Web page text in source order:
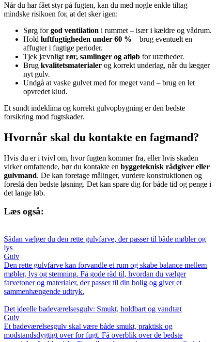
Når du har fået styr på fugten, kan du med nogle enkle tiltag
mindske risikoen for, at det sker igen:
Sørg forgod ventilation i rummet – især i kældre og vådrum.
Hold luftfugtigheden under 60 % – brug eventuelt en
affugter i fugtige perioder.
Tjek jævnligt rør, samlinger og afløb for utætheder.
Brug kvalitetsmaterialer og korrekt underlag, når du lægger
nyt gulv.
Undgå at vaske gulvet med for meget vand – brug en let
opvredet klud.
Et sundt indeklima og korrekt gulvopbygning er den bedste
forsikring mod fugtskader.
Hvornår skal du kontakte en fagmand?
Hvis du er i tvivl om, hvor fugten kommer fra, eller hvis skaden
virker omfattende, bør du kontakte en byggeteknisk rådgiver eller
gulvmand. De kan foretage målinger, vurdere konstruktionen og
foreslå den bedste løsning. Det kan spare dig for både tid og penge i
det lange løb.
Læs også:
Sådan vælger du den rette gulvfarve, der passer til både møbler og
lys
Gulv
Den rette gulvfarve kan forvandle et rum og skabe balance mellem
møbler, lys og stemning. Få gode råd til, hvordan du vælger
farvetoner og materialer, der passer til din bolig og giver et
sammenhængende udtryk.
Det ideelle badeværelsesgulv: Smukt, holdbart og vandtæt
Gulv
Et badeværelsesgulv skal være både smukt, praktisk og
modstandsdygtigt over for fugt. Få overblik over de bedste